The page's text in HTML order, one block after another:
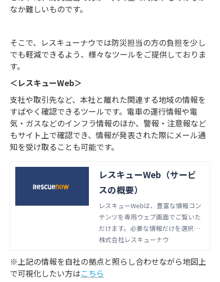
なか難しいものです。
そこで、レスキューナウでは防災担当の方の負担を少し
でも軽減できるよう、様々なツールをご提供しておりま
す。
＜レスキューWeb＞
支社や取引先など、本社と離れた関連する地域の情報を
すばやく確認できるツールです。電車の運行情報や電
気・ガスなどのインフラ情報のほか、警報・注意報など
もサイト上で確認でき、情報が発表された際にメール通
知を受け取ることも可能です。
レスキューWeb（サービ
スの概要）
レスキューWebは、豊富な情報コン
テンツを専用ウェブ画面でご覧いた
だけます。必要な情報だけを選択
し、アラートメールを受信すること
株式会社レスキューナウ
※上記の情報を自社の拠点と照らし合わせながら地図上
で可視化したい方はこちら